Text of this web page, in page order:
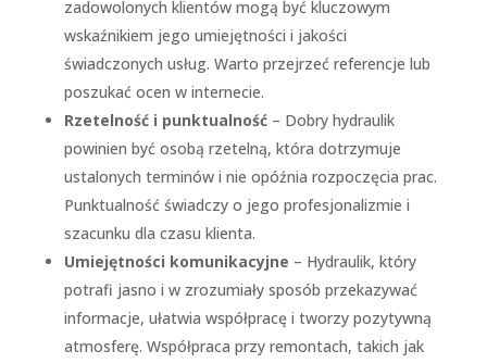
zadowolonych klientów mogą być kluczowym
wskaźnikiem jego umiejętności i jakości
świadczonych usług. Warto przejrzeć referencje lub
poszukać ocen w internecie.
Rzetelność i punktualność– Dobry hydraulik
powinien być osobą rzetelną, która dotrzymuje
ustalonych terminów i nie opóźnia rozpoczęcia prac.
Punktualność świadczy o jego profesjonalizmie i
szacunku dla czasu klienta.
Umiejętności komunikacyjne – Hydraulik, który
potrafi jasno i w zrozumiały sposób przekazywać
informacje, ułatwia współpracę i tworzy pozytywną
atmosferę. Współpraca przy remontach, takich jak